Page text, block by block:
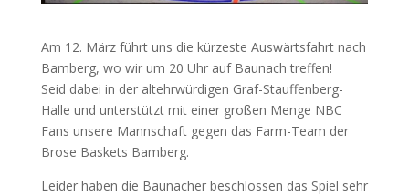
Am 12. März führt uns die kürzeste Auswärtsfahrt nach
Bamberg, wo wir um 20 Uhr auf Baunach treffen!
Seid dabei in der altehrwürdigen Graf-Stauffenberg-
Halle und unterstützt mit einer großen Menge NBC
Fans unsere Mannschaft gegen das Farm-Team der
Brose Baskets Bamberg.
Leider haben die Baunacher beschlossen das Spiel sehr